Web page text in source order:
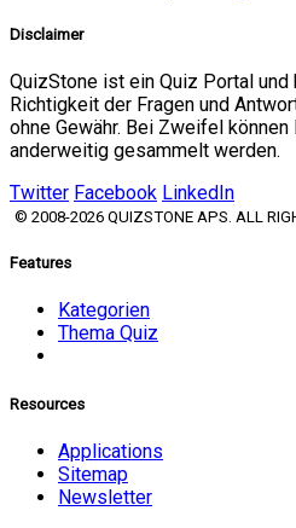
Disclaimer
QuizStone ist ein Quiz Portal
Richtigkeit der Fragen und
ohne Gewähr. Bei Zweifel
anderweitig gesammelt werden.
Twitter Facebook LinkedIn
© 2008-2026 QUIZSTONE APS. ALL
Features
Kategorien
Thema Quiz
Resources
Applications
Sitemap
Newsletter